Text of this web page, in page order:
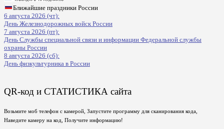
Ближайшие праздники России
6 августа 2026 (чт):
День Железнодорожных войск России
7 августа 2026 (пт):
День Службы специальной связи и информации Федеральной службы
охраны России
8 августа 2026 (сб):
День физкультурника в России
QR-код и СТАТИСТИКА сайта
Возьмите моб телефон с камерой, Запустите программу для сканирования кода,
Наведите камеру на код, Получите информацию!